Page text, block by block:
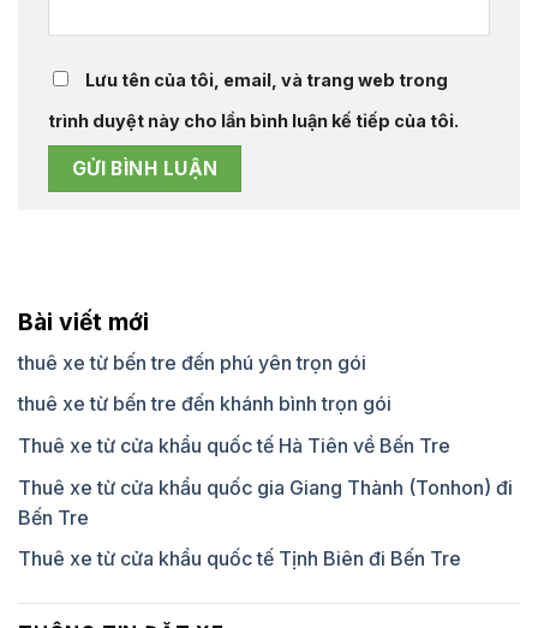
Lưu tên của tôi, email, và trang web trong
trình duyệt này cho lần bình luận kế tiếp của tôi.
Bài viết mới
thuê xe từ bến tre đến phú yên trọn gói
thuê xe từ bến tre đến khánh bình trọn gói
Thuê xe từ cửa khẩu quốc tế Hà Tiên về Bến Tre
Thuê xe từ cửa khẩu quốc gia Giang Thành (Tonhon) đi
Bến Tre
Thuê xe từ cửa khẩu quốc tế Tịnh Biên đi Bến Tre